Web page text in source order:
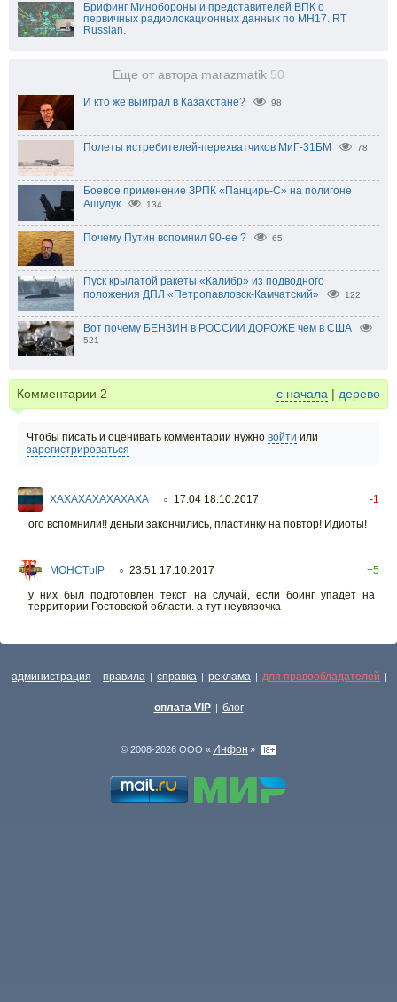
Брифинг Минобороны и представителей ВПК о
первичных радиолокационных данных по MH17. RT
Russian.
Еще от автора marazmatik 50
И кто же выиграл в Казахстане? 98
Полеты истребителей-перехватчиков МиГ-31БМ 78
Боевое применение ЗРПК «Панцирь-С» на полигоне
Ашулук
134
Почему Путин вспомнил 90-ее ? 65
Пуск крылатой ракеты «Калибр» из подводного
положения ДПЛ «Петропавловск-Камчатский»
122
Вот почему БЕНЗИН в РОССИИ ДОРОЖЕ чем в США
521
Комментарии 2 с начала | дерево
Чтобы писать и оценивать комментарии нужно войти или
зарегистрироваться
XAXAXAXAXAXAXA ○ 17:04 18.10.2017
-1
ого вспомнили!! деньги закончились, пластинку на повтор! Идиоты!
MOHCTbIP ○ 23:51 17.10.2017
+5
у них был подготовлен текст на случай, если боинг упадёт на
территории Ростовской области. а тут неувязочка
администрация | правила | справка | реклама | для правообладателей |
оплата VIP | блог
© 2008-2026 ООО « Инфон »